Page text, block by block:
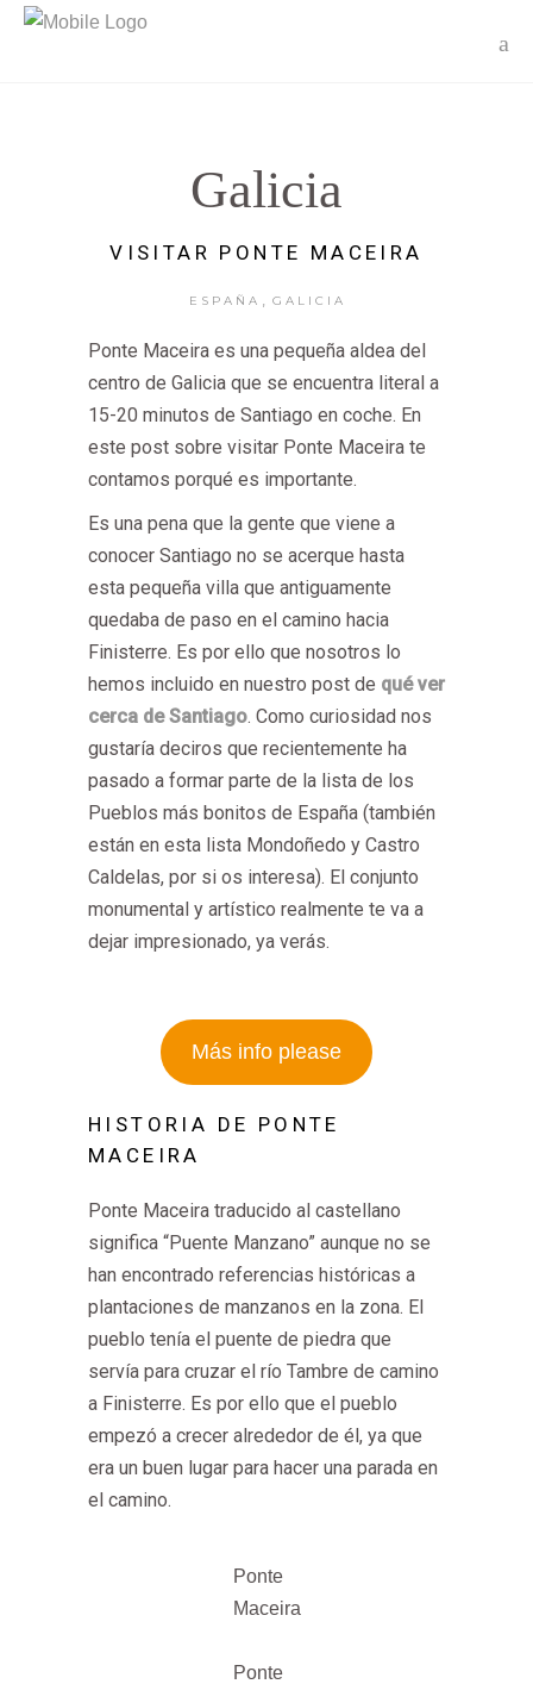
Galicia
VISITAR PONTE MACEIRA
ESPAÑA GALICIA
Ponte Maceira es una pequeña aldea del
centro de Galicia que se encuentra literal a
15-20 minutos de Santiago en coche. En
este post sobre visitar Ponte Maceira te
contamos porqué es importante.
Es una pena que la gente que viene a
conocer Santiago no se acerque hasta
esta pequeña villa que antiguamente
quedaba de paso en el camino hacia
Finisterre. Es por ello que nosotros lo
hemos incluido en nuestro post de qué ver
cerca de Santiago. Como curiosidad nos
gustaría deciros que recientemente ha
pasado a formar parte de la lista de los
Pueblos más bonitos de España (también
están en esta lista Mondoñedo y Castro
Caldelas, por si os interesa). El conjunto
monumental y artístico realmente te va a
dejar impresionado, ya verás.
Más info please
HISTORIA DE PONTE
MACEIRA
Ponte Maceira traducido al castellano
significa “Puente Manzano” aunque no se
han encontrado referencias históricas a
plantaciones de manzanos en la zona. El
pueblo tenía el puente de piedra que
servía para cruzar el río Tambre de camino
a Finisterre. Es por ello que el pueblo
empezó a crecer alrededor de él, ya que
era un buen lugar para hacer una parada en
el camino.
Ponte
Maceira
Ponte